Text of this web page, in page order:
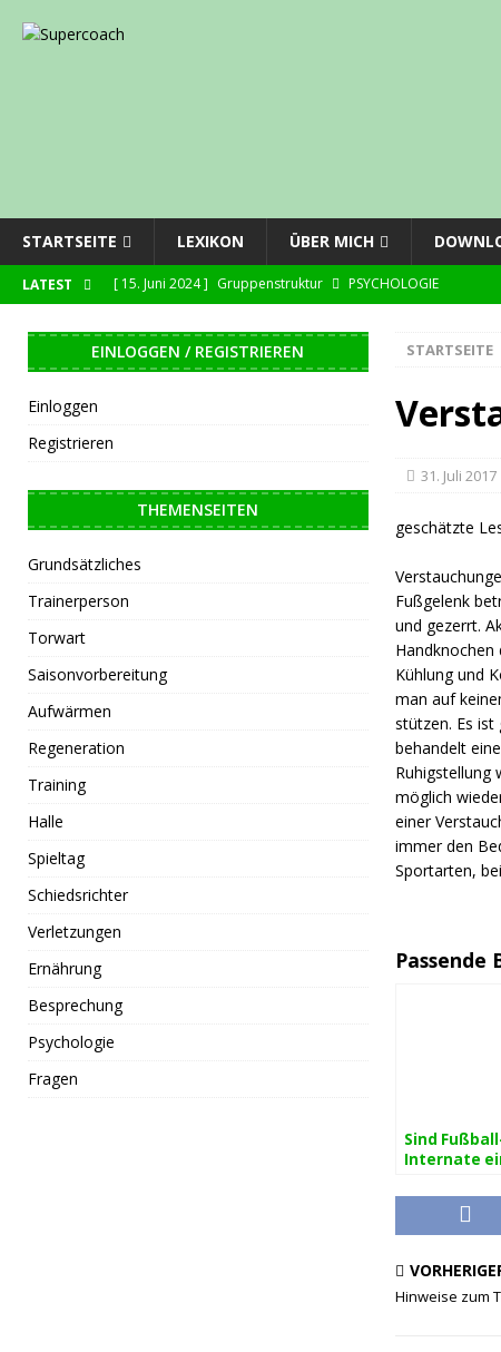
STARTSEITE LEXIKON ÜBER MICH
LATEST [ 15. Juni 2024 ] Gruppenstruktur
PSYCHOLOGIE
[ 22. Mai 2023 ] Löschen von Benutzerkonten
NEWS
STARTSEITE
31. Juli 2017
geschätzte
Fußgelenk
und gezerrt.
Kühlung und
man auf
stützen. Es
behandelt
Ruhigstellung
möglich
einer
immer den
Sportarten,
Passende
Sind
Internate
Ergänzung
Hinweise zum
EINLOGGEN / REGISTRIEREN
Einloggen
Registrieren
THEMENSEITEN
Grundsätzliches
Trainerperson
Torwart
Saisonvorbereitung
Aufwärmen
Regeneration
Training
Halle
Spieltag
Schiedsrichter
Verletzungen
Ernährung
Besprechung
Psychologie
Fragen